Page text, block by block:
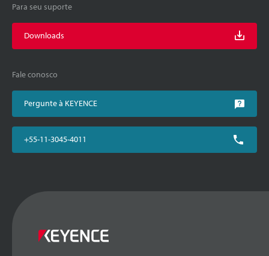
Para seu suporte
Downloads
Fale conosco
Pergunte à KEYENCE
+55-11-3045-4011